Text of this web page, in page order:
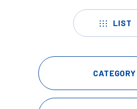
LIST
CATEGORY